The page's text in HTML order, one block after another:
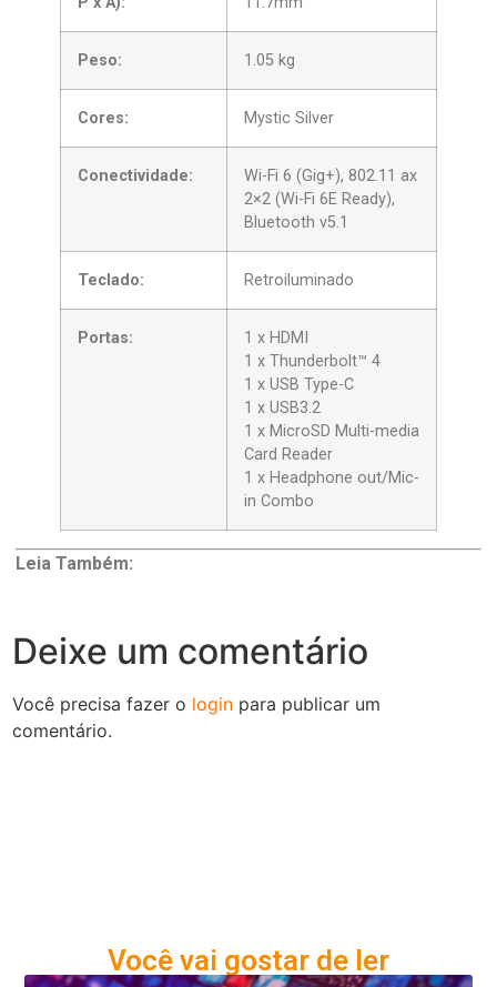
Peso: 1.05 kg
Cores: Mystic Silver
Conectividade:
Wi-Fi 6 (Gig+), 802.11 ax
2×2 (Wi-Fi 6E Ready),
Bluetooth v5.1
Teclado: Retroiluminado
Portas:
1 x HDMI
1 x Thunderbolt™ 4
1 x USB Type-C
1 x USB3.2
1 x MicroSD Multi-media
Card Reader
1 x Headphone out/Mic-
in Combo
Leia Também:
Deixe um comentário
Você precisa fazer o login para publicar um
comentário.
Você vai gostar de ler